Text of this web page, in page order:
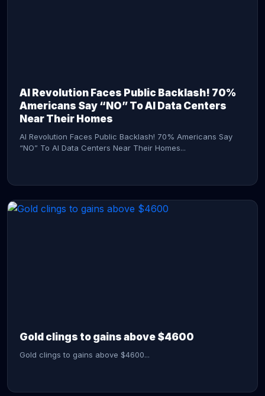
AI Revolution Faces Public Backlash! 70%
Americans Say “NO” To AI Data Centers
Near Their Homes
AI Revolution Faces Public Backlash! 70% Americans Say
“NO” To AI Data Centers Near Their Homes...
Gold clings to gains above $4600
Gold clings to gains above $4600...